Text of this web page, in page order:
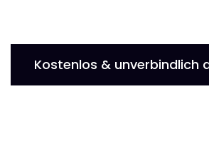
Kostenlos & unverbindlich